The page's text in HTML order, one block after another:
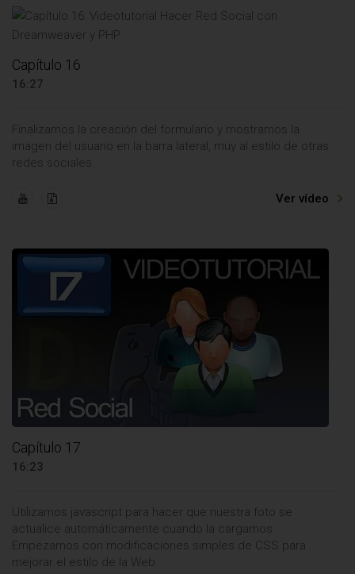
Capítulo 16
16:27
Finalizamos la creación del formulario y mostramos la
imagen del usuario en la barra lateral, muy al estilo de otras
redes sociales.
Ver vídeo
Capítulo 17
16:23
Utilizamos javascript para hacer que nuestra foto se
actualice automáticamente cuando la cargamos.
Empezamos con modificaciones simples de CSS para
mejorar el estilo de la Web.